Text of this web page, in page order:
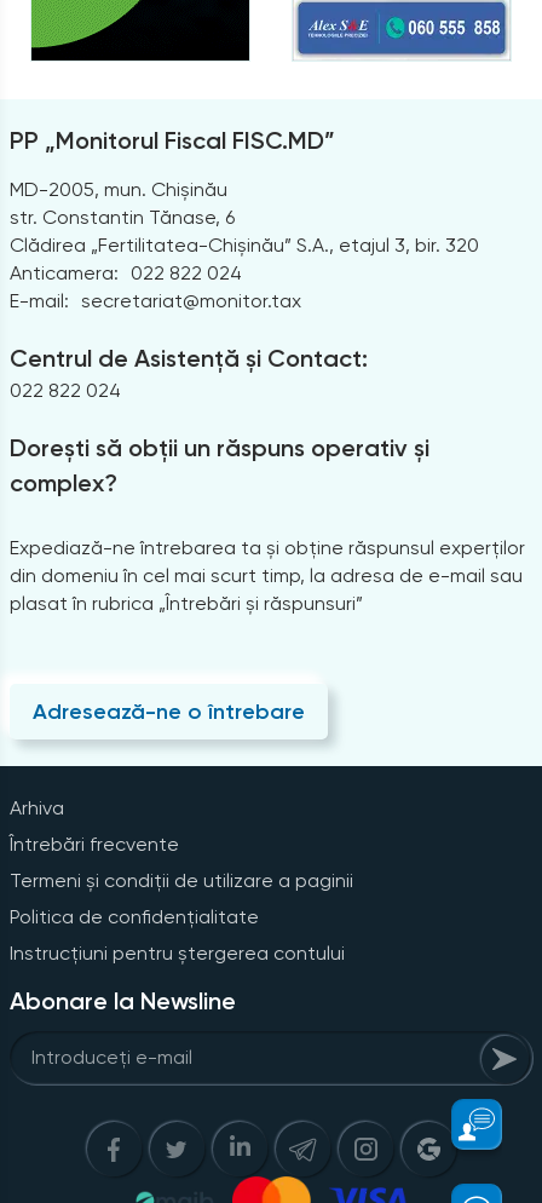
PP „Monitorul Fiscal FISC.MD”
MD-2005, mun. Chișinău
str. Constantin Tănase, 6
Clădirea „Fertilitatea-Chișinău” S.A., etajul 3, bir. 320
Anticamera:
022 822 024
E-mail: secretariat@monitor.tax
Centrul de Asistență și Contact:
022 822 024
Dorești să obții un răspuns operativ și
complex?
Expediază-ne întrebarea ta și obține răspunsul experților
din domeniu în cel mai scurt timp, la adresa de e-mail sau
plasat în rubrica „Întrebări și răspunsuri”
Adresează-ne o întrebare
Arhiva
Întrebări frecvente
Termeni și condiții de utilizare a paginii
Politica de confidențialitate
Instrucțiuni pentru ștergerea contului
Abonare la Newsline